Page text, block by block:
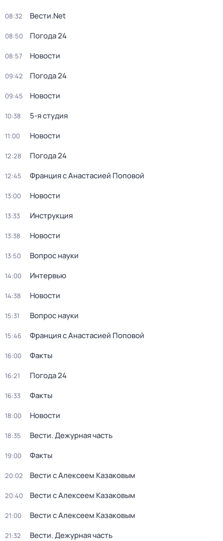
08:32 Вести.Net
08:50 Погода 24
08:57 Новости
09:42 Погода 24
09:45 Новости
10:38 5-я студия
11:00 Новости
12:28 Погода 24
12:45 Франция с Анастасией Поповой
13:00 Новости
13:33 Инструкция
13:38 Новости
13:50 Вопрос науки
14:00 Интервью
14:38 Новости
15:31 Вопрос науки
15:46 Франция с Анастасией Поповой
16:00 Факты
16:21 Погода 24
16:33 Факты
18:00 Новости
18:35 Вести. Дежурная часть
19:00 Факты
20:02 Вести с Алексеем Казаковым
20:40 Вести с Алексеем Казаковым
21:00 Вести с Алексеем Казаковым
21:32 Вести. Дежурная часть